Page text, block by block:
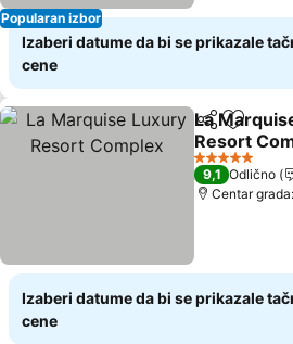
Popularan izbor
Izaberi datume da bi se prikazale
cene
Deli Dodati
La
Resort
Pogledaj
5 Zvezdice
9,1 Odlično
Centar
Izaberi datume da bi se prikazale
cene